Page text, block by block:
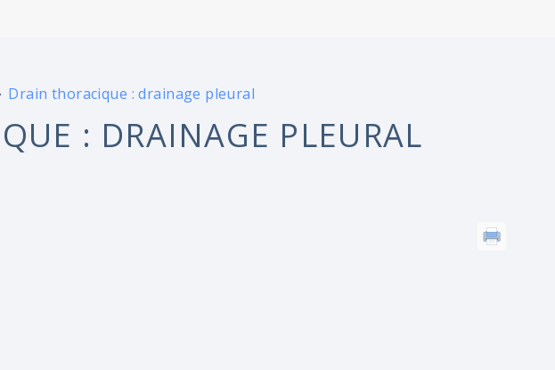
Drain thoracique : drainage pleural
: DRAINAGE PLEURAL